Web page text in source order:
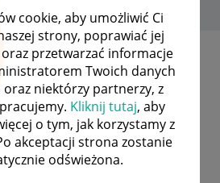
cookie, aby umożliwić Ci
strony, poprawiać jej
przetwarzać informacje
Twoich danych
oraz niektórzy partnerzy, z
Kliknij tutaj, aby
o tym, jak korzystamy z
akceptacji strona zostanie
odświeżona.
wizytówkę.